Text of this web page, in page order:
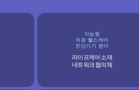
지능형
의료·헬스케어
진단기기 분야
라이프케어 소재
네트워크 협의체